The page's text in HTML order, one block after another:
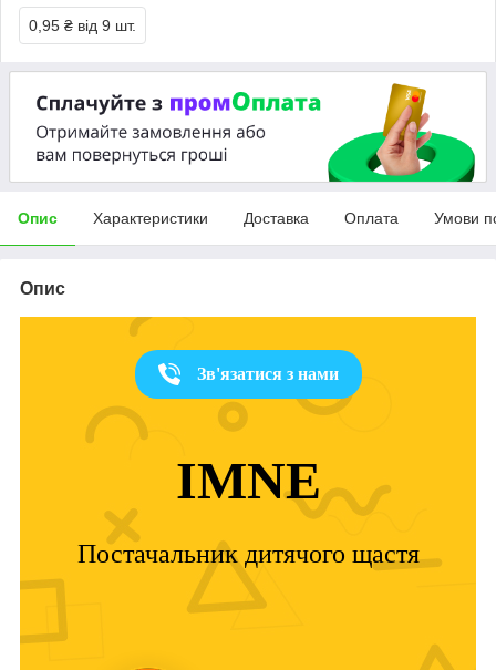
0,95 ₴ від 9 шт.
Опис Характеристики Доставка Оплата Умови
Опис
Зв'язатися з нами
IMNE
Постачальник дитячого щастя